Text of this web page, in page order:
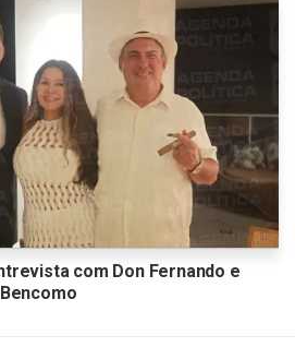
com Don Fernando e